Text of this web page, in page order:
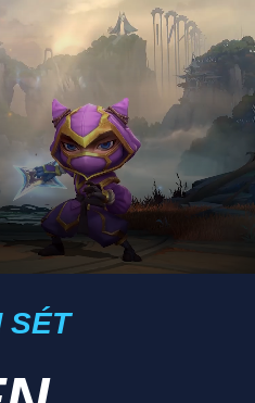
SÉT